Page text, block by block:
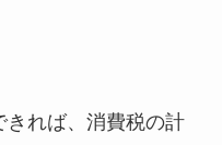
れば、消費税の計